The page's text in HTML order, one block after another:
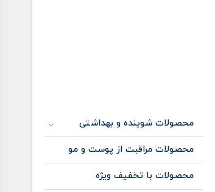
محصولات شوینده و بهداشتی
محصولات مراقبت از پوست و مو
محصولات با تخفیف ویژه